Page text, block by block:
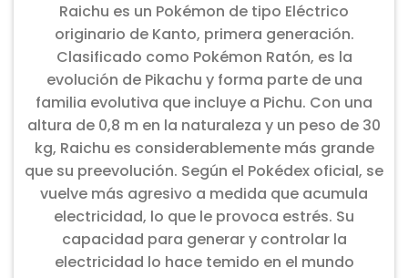
Raichu es un Pokémon de tipo Eléctrico
originario de Kanto, primera generación.
Clasificado como Pokémon Ratón, es la
evolución de Pikachu y forma parte de una
familia evolutiva que incluye a Pichu. Con una
altura de 0,8 m en la naturaleza y un peso de 30
kg, Raichu es considerablemente más grande
que su preevolución. Según el Pokédex oficial, se
vuelve más agresivo a medida que acumula
electricidad, lo que le provoca estrés. Su
capacidad para generar y controlar la
electricidad lo hace temido en el mundo